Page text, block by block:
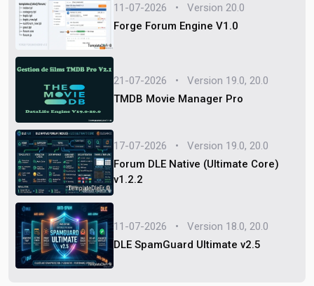
11-07-2026 • Version 20.0
Forge Forum Engine V1.0
21-07-2026 • Version 19.0, 20.0
TMDB Movie Manager Pro
17-07-2026 • Version 19.0, 20.0
Forum DLE Native (Ultimate Core)
v1.2.2
11-07-2026 • Version 18.0, 20.0
DLE SpamGuard Ultimate v2.5